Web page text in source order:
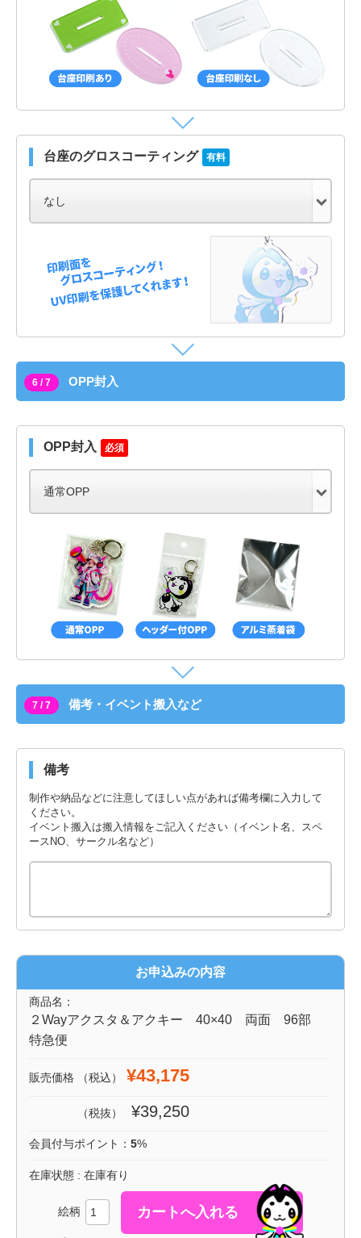
台座のグロスコーティング 有料
6 / 7 OPP封入
OPP封入 必須
7 / 7 備考・イベント搬入など
備考
制作や納品などに注意してほしい点があれば備考欄に入力して
ください。
イベント搬入は搬入情報をご記入ください（イベント名、スペ
ースNO、サークル名など）
お申込みの内容
商品名：
２Wayアクスタ＆アクキー 40×40 両面 96部
特急便
販売価格 （税込） ¥43,175
（税抜） ¥39,250
会員付与ポイント： 5%
在庫状態 : 在庫有り
絵柄